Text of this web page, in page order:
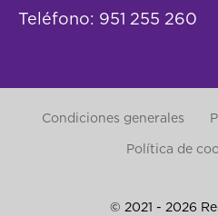
Teléfono: 951 255 260
© 2021 - 2026
Condiciones generales
Política de